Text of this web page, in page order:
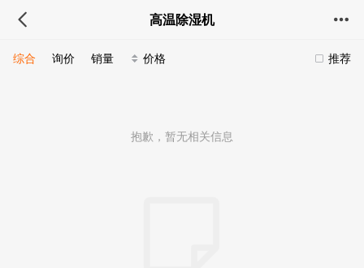
高温除湿机
推荐
综合 询价 销量 价格
抱歉，暂无相关信息